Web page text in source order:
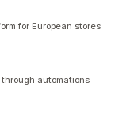
for European stores
automations